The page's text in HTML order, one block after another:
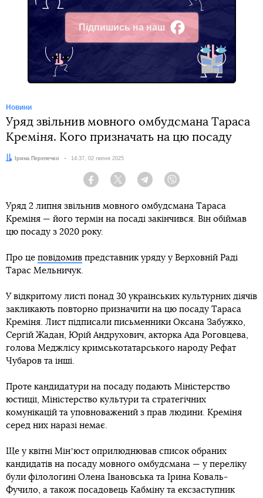
Підпишись на наш
Facebook
Новини
Уряд звільнив мовного омбудсмана Тараса
Креміня. Кого призначать на цю посаду
Автор:Ірина Перепечко Дата:
14:37, 02 липня 2025
Facebook Twitter Telegram
Уряд 2 липня звільнив мовного омбудсмана Тараса
Креміня — його термін на посаді закінчився. Він обіймав
цю посаду з 2020 року.
Про це повідомив представник уряду у Верховній Раді
Тарас Мельничук.
У відкритому листі понад 30 українських культурних діячів
закликають повторно призначити на цю посаду Тараса
Креміня. Лист підписали письменники Оксана Забужко,
Сергій Жадан, Юрій Андрухович, акторка Ада Роговцева,
голова Меджлісу кримськотатарського народу Рефат
Чубаров та інші.
Проте кандидатури на посаду подають Міністерство
юстиції, Міністерство культури та стратегічних
комунікацій та уповноважений з прав людини. Креміня
серед них наразі немає.
Ще у квітні Мінʼюст оприлюднював список обраних
кандидатів на посаду мовного омбудсмана — у переліку
були філологині Олена Івановська та Ірина Коваль-
Фучило, а також посадовець Кабміну та ексзаступник